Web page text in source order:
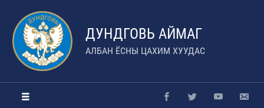
ДУНДГОВЬ АЙМАГ
АЛБАН ЁСНЫ ЦАХИМ ХУУДАС